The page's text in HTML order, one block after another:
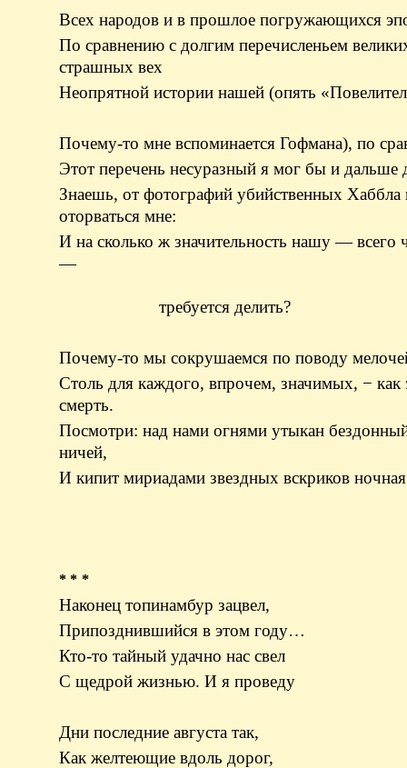
Всех народов и в прошлое погружающихся
По сравнению с долгим перечисленьем
страшных вех
Неопрятной истории нашей (опять
Почему-то мне вспоминается Гофмана), по
Этот перечень несуразный я мог бы и дальше
Знаешь, от фотографий убийственных Хаббла
оторваться мне:
И на сколько ж значительность нашу — всего
—
требуется делить?
Почему-то мы сокрушаемся по поводу
Столь для каждого, впрочем, значимых, − как
смерть.
Посмотри: над нами огнями утыкан
ничей,
И кипит мириадами звездных вскриков
* * *
Наконец топинамбур зацвел,
Припозднившийся в этом году…
Кто-то тайный удачно нас свел
С щедрой жизнью. И я проведу
Дни последние августа так,
Как желтеющие вдоль дорог,